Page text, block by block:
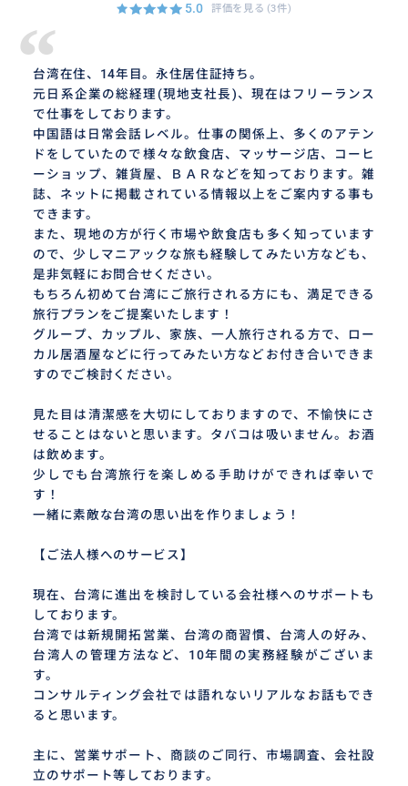
5.0 評価を見る (3件)
“
台湾在住、14年目。永住居住証持ち。
元日系企業の総経理(現地支社長)、現在はフリーランス
で仕事をしております。
中国語は日常会話レベル。仕事の関係上、多くのアテン
ドをしていたので様々な飲食店、マッサージ店、コーヒ
ーショップ、雑貨屋、ＢＡＲなどを知っております。雑
誌、ネットに掲載されている情報以上をご案内する事も
できます。
また、現地の方が行く市場や飲食店も多く知っています
ので、少しマニアックな旅も経験してみたい方なども、
是非気軽にお問合せください。
もちろん初めて台湾にご旅行される方にも、満足できる
旅行プランをご提案いたします！
グループ、カップル、家族、一人旅行される方で、ロー
カル居酒屋などに行ってみたい方などお付き合いできま
すのでご検討ください。
見た目は清潔感を大切にしておりますので、不愉快にさ
せることはないと思います。タバコは吸いません。お酒
は飲めます。
少しでも台湾旅行を楽しめる手助けができれば幸いで
す！
一緒に素敵な台湾の思い出を作りましょう！
【ご法人様へのサービス】
現在、台湾に進出を検討している会社様へのサポートも
しております。
台湾では新規開拓営業、台湾の商習慣、台湾人の好み、
台湾人の管理方法など、10年間の実務経験がございま
す。
コンサルティング会社では語れないリアルなお話もでき
ると思います。
主に、営業サポート、商談のご同行、市場調査、会社設
立のサポート等しております。